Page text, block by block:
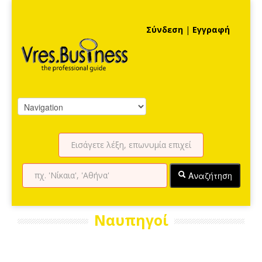
Σύνδεση | Εγγραφή
Αναζήτηση
Ναυπηγοί